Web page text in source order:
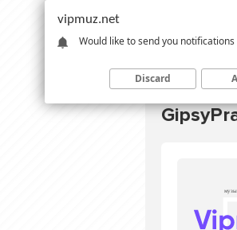
vipmuz.net
Would like to send you notifications
Discard